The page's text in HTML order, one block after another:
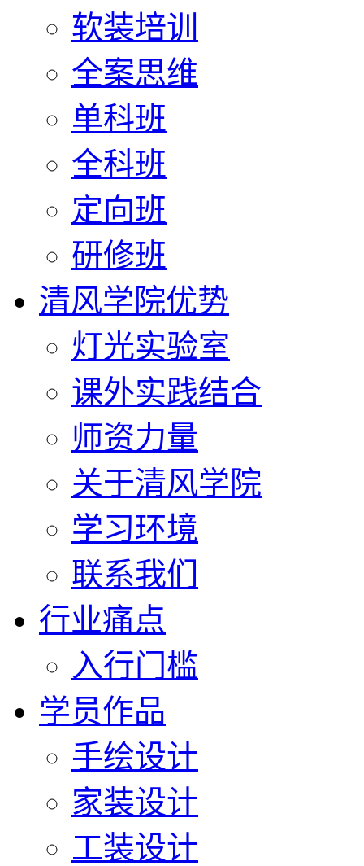
软装培训
全案思维
单科班
全科班
定向班
研修班
清风学院优势
灯光实验室
课外实践结合
师资力量
关于清风学院
学习环境
联系我们
行业痛点
入行门槛
学员作品
手绘设计
家装设计
工装设计